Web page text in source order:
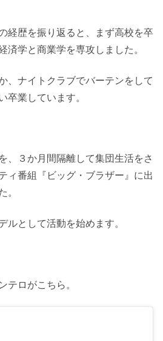
経歴を振り返ると、まず高校を卒
済学と商業学を専攻しました。
、ナイトクラブでバーテンをして
卒業しています。
、３か月間隔離して集団生活をさ
ィ番組『ビッグ・ブラザー』に出
。
ルとして活動を始めます。
テロがこちら。